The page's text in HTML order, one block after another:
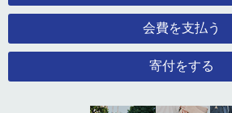
会費を支払う
寄付をする